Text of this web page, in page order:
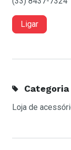
Ligar
Categoria
Loja de